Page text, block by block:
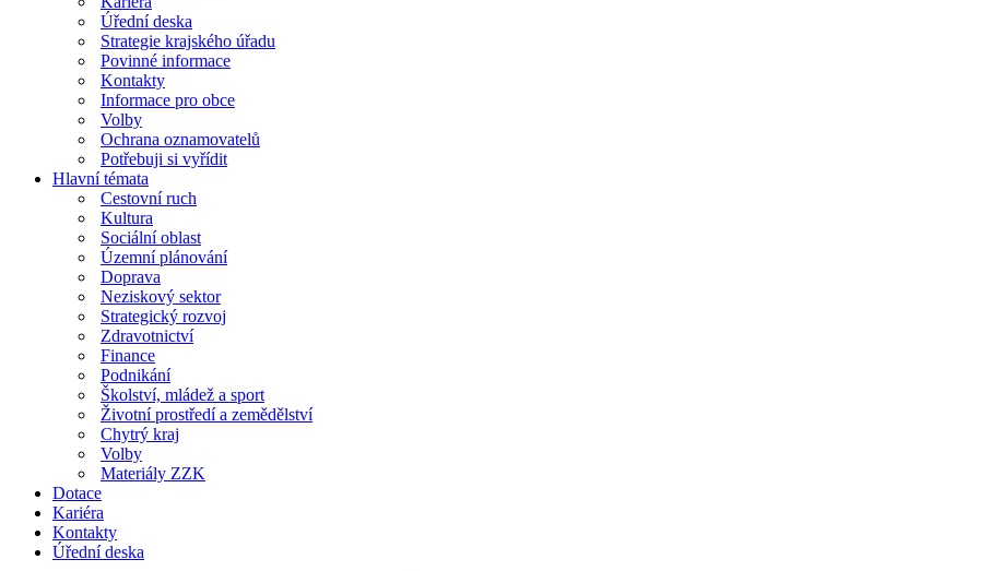
Úřední deska
Strategie krajského úřadu
Povinné informace
Kontakty
Informace pro obce
Volby
Ochrana oznamovatelů
Potřebuji si vyřídit
Hlavní témata
Cestovní ruch
Kultura
Sociální oblast
Územní plánování
Doprava
Neziskový sektor
Strategický rozvoj
Zdravotnictví
Finance
Podnikání
Školství, mládež a sport
Životní prostředí a zemědělství
Chytrý kraj
Volby
Materiály ZZK
Dotace
Kariéra
Kontakty
Úřední deska